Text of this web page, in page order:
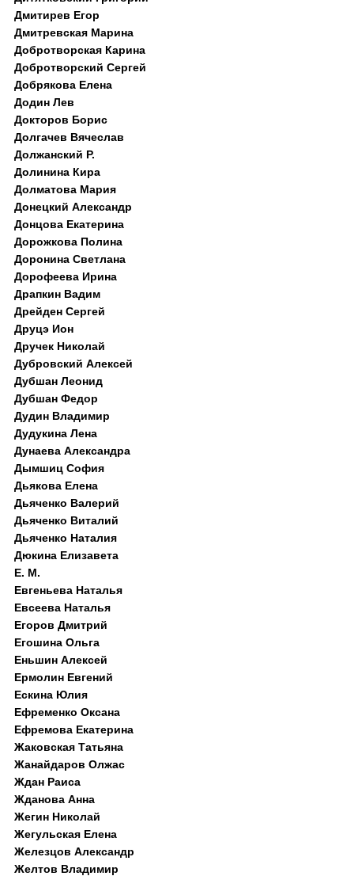
Дмитирев Егор
Дмитревская Марина
Добротворская Карина
Добротворский Сергей
Добрякова Елена
Додин Лев
Докторов Борис
Долгачев Вячеслав
Должанский Р.
Долинина Кира
Долматова Мария
Донецкий Александр
Донцова Екатерина
Дорожкова Полина
Доронина Светлана
Дорофеева Ирина
Драпкин Вадим
Дрейден Сергей
Друцэ Ион
Дручек Николай
Дубровский Алексей
Дубшан Леонид
Дубшан Федор
Дудин Владимир
Дудукина Лена
Дунаева Александра
Дымшиц София
Дьякова Елена
Дьяченко Валерий
Дьяченко Виталий
Дьяченко Наталия
Дюкина Елизавета
Е. М.
Евгеньева Наталья
Евсеева Наталья
Егоров Дмитрий
Егошина Ольга
Еньшин Алексей
Ермолин Евгений
Ескина Юлия
Ефременко Оксана
Ефремова Екатерина
Жаковская Татьяна
Жанайдаров Олжас
Ждан Раиса
Жданова Анна
Жегин Николай
Жегульская Елена
Железцов Александр
Желтов Владимир